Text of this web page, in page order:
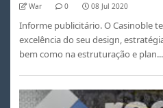
War 0 08 Jul 2020
Informe publicitário. O Casinoble
excelência do seu design,
bem como na estruturação e plan...